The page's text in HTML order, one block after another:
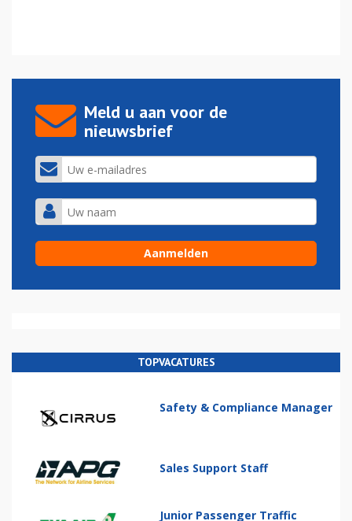
Meld u aan voor de
nieuwsbrief
TOPVACATURES
Safety & Compliance Manager
Sales Support Staff
Junior Passenger Traffic